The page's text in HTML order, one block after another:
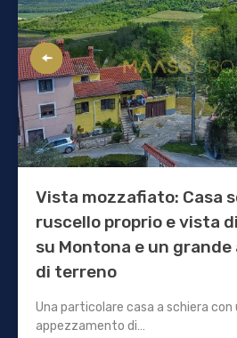
Vista mozzafiato: Casa
ruscello proprio e vista
su Montona e un
di terreno
Una particolare casa a schiera con
appezzamento di…